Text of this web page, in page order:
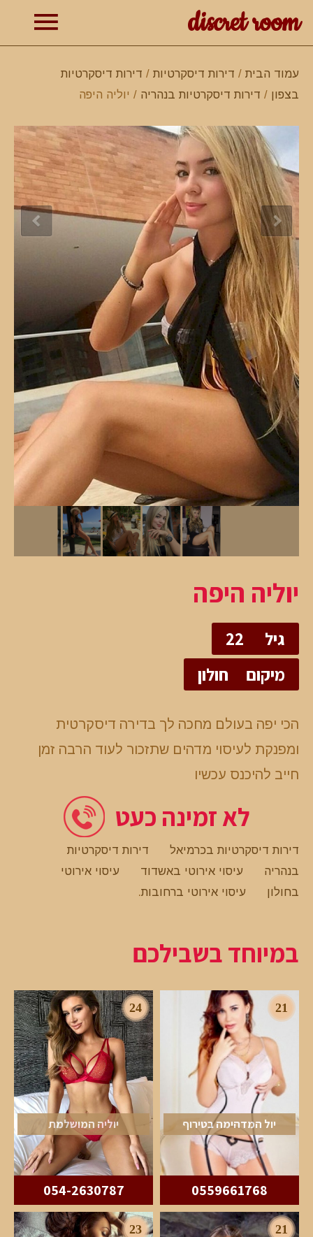
discret room
עמוד הבית / דירות דיסקרטיות / דירות דיסקרטיות
בצפון / דירות דיסקרטיות בנהריה / יוליה היפה
יוליה היפה
גיל
22
מיקום
חולון
הכי יפה בעולם מחכה לך בדירה דיסקרטית
ומפנקת לעיסוי מדהים שתזכור לעוד הרבה זמן
חייב להיכנס עכשיו
לא זמינה כעט
דירות דיסקרטיות בכרמיאל
דירות דיסקרטיות
בנהריה
עיסוי אירוטי באשדוד
עיסוי אירוטי
בחולון
עיסוי אירוטי ברחובות.
במיוחד בשבילכם
21
יול המדהימה בטירוף
0559661768
24
יוליה המושלמת
054-2630787
21
23